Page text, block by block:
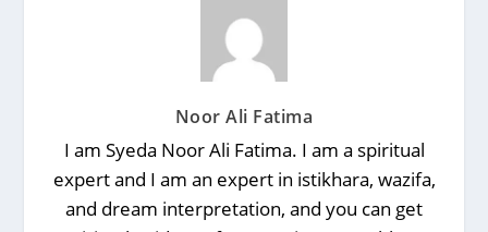
Noor Ali Fatima
I am Syeda Noor Ali Fatima. I am a spiritual
expert and I am an expert in istikhara, wazifa,
and dream interpretation, and you can get